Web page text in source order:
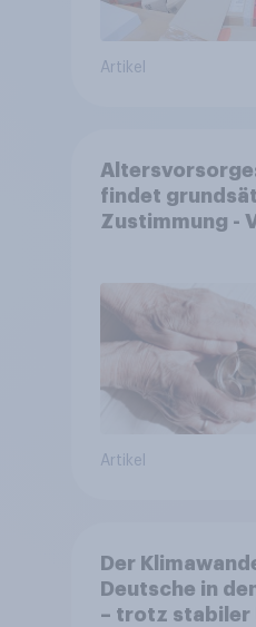
Artikel
findet
Zustimmung -
Akzeptanz
Artikel
Der
Deutsche in
– trotz stabiler